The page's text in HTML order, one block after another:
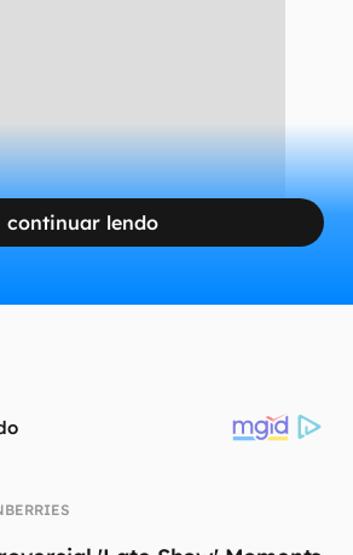
continuar lendo